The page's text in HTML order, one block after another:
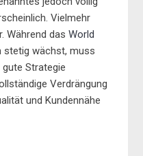
Vielmehr
Während das World
stetig wächst, muss
Strategie
Verdrängung
und Kundennähe